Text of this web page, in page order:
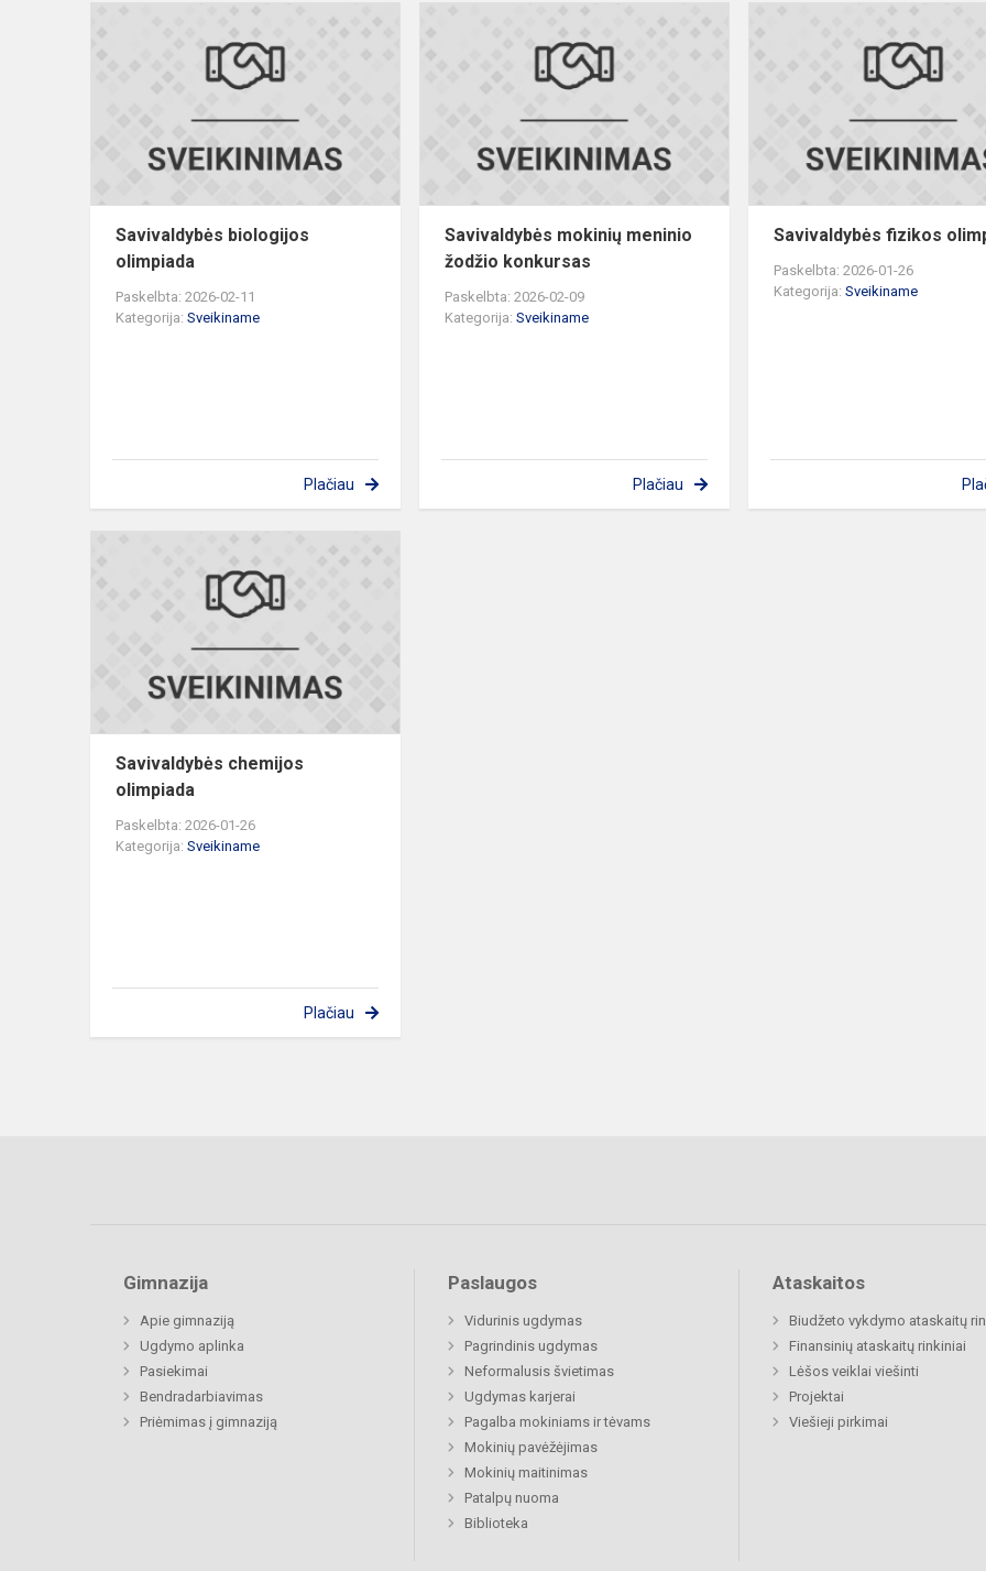
Savivaldybės biologijos
olimpiada
Paskelbta: 2026-02-11
Kategorija: Sveikiname
Plačiau
Savivaldybės mokinių meninio
žodžio konkursas
Paskelbta: 2026-02-09
Kategorija:Sveikiname
Plačiau
Savivaldybės fizikos
Paskelbta: 2026-01-26
Kategorija:Sveikiname
Savivaldybės chemijos
olimpiada
Paskelbta: 2026-01-26
Kategorija: Sveikiname
Plačiau
Gimnazija
Apie gimnaziją
Ugdymo aplinka
Pasiekimai
Bendradarbiavimas
Priėmimas į gimnaziją
Paslaugos
Vidurinis ugdymas
Pagrindinis ugdymas
Neformalusis švietimas
Ugdymas karjerai
Pagalba mokiniams ir tėvams
Mokinių pavėžėjimas
Mokinių maitinimas
Patalpų nuoma
Biblioteka
Ataskaitos
Biudžeto vykdymo ataskaitų
Finansinių ataskaitų rinkiniai
Lėšos veiklai viešinti
Projektai
Viešieji pirkimai